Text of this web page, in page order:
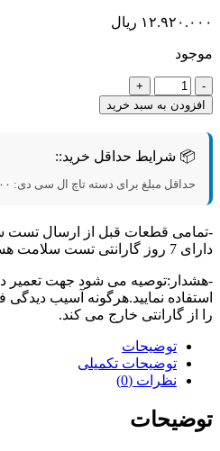
ریال
به سبد خرید
📦 شرایط حداقل خرید::
حداقل مبلغ برای دسته تاچ ال سی دی:
قطعات قبل از ارسال تست
تست سلامت هستند.
می شود جهت تعمیر
نمایید.هرگونه آسیب دیدگی
گارانتی خارج می کند.
توضیحات
توضیحات تکمیلی
نظرات (0)